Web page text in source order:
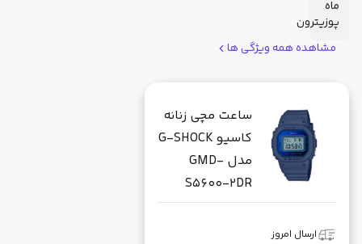
ماه
پوزیترون
مشاهده همه ویژگی ها
ساعت مچی زنانه
کاسیو G-SHOCK
مدل GMD-
S5600-2DR
ارسال امروز